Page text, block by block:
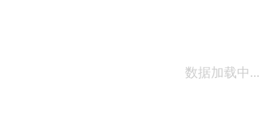
数据加载中...